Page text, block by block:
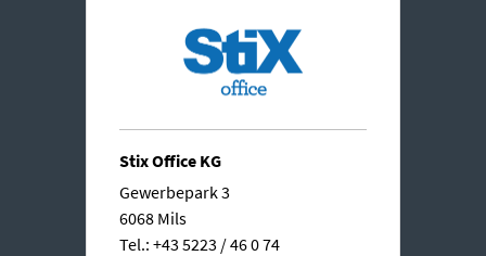
Stix Office KG
Gewerbepark 3
6068 Mils
Tel.: +43 5223 / 46 0 74